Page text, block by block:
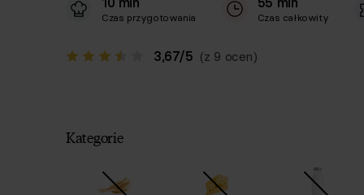
Czas przygotowania Czas całkowity
3,67/5 (z 9 ocen)
Kategorie